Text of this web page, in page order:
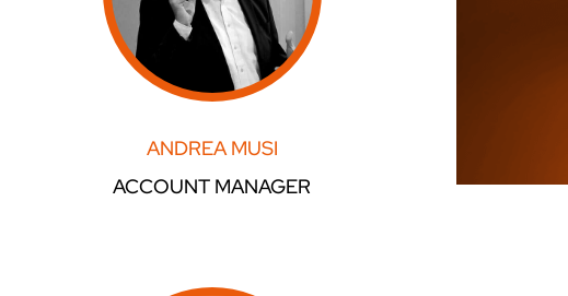
ANDREA MUSI
ACCOUNT MANAGER